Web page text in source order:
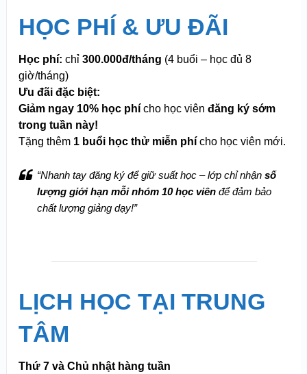
HỌC PHÍ & ƯU ĐÃI
Học phí: chỉ 300.000đ/tháng (4 buổi – học đủ 8
giờ/tháng)
Ưu đãi đặc biệt:
Giảm ngay 10% học phícho học viên đăng ký sớm
trong tuần này!
Tặng thêm 1 buổi học thử miễn phícho học viên mới.
“Nhanh tay đăng ký để giữ suất học – lớp chỉ nhận số
lượng giới hạn mỗi nhóm 10 học viênđể đảm bảo
chất lượng giảng dạy!”
LỊCH HỌC TẠI TRUNG
TÂM
Thứ 7 và Chủ nhật hàng tuần